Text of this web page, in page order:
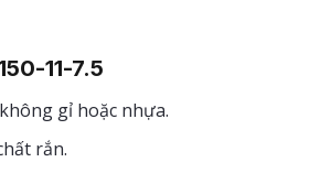
11-7.5
gỉ hoặc nhựa.
rắn.